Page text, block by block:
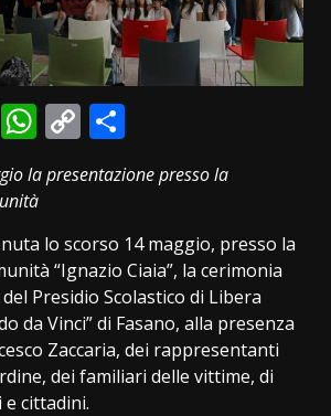
LinkedIn
WhatsApp
Copy
Link
la presentazione presso la
lo scorso 14 maggio, presso la
“Ignazio Ciaia”, la cerimonia
Presidio Scolastico di Libera
da Vinci” di Fasano, alla presenza
Zaccaria, dei rappresentanti
dei familiari delle vittime, di
cittadini.